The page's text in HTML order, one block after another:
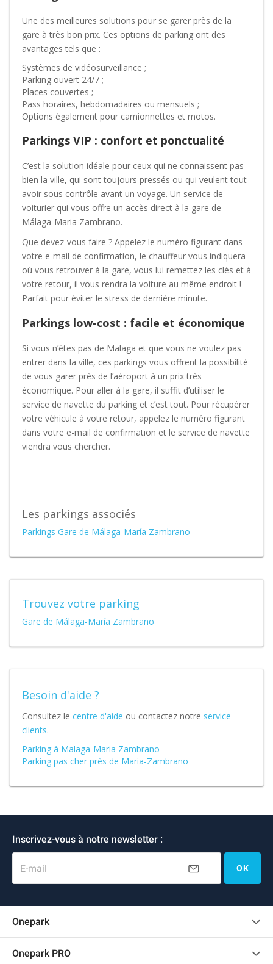
Une des meilleures solutions pour se garer près de la
gare à très bon prix. Ces options de parking ont des
avantages tels que :
Systèmes de vidéosurveillance ;
Parking ouvert 24/7 ;
Places couvertes ;
Pass horaires, hebdomadaires ou mensuels ;
Options également pour camionnettes et motos.
Parkings VIP : confort et ponctualité
C’est la solution idéale pour ceux qui ne connaissent pas
bien la ville, qui sont toujours pressés ou qui veulent tout
avoir sous contrôle avant un voyage. Un service de
voiturier qui vous offre un accès direct à la gare de
Málaga-Maria Zambrano.
Que devez-vous faire ? Appelez le numéro figurant dans
votre e-mail de confirmation, le chauffeur vous indiquera
où vous retrouver à la gare, vous lui remettez les clés et à
votre retour, il vous rendra la voiture au même endroit !
Parfait pour éviter le stress de dernière minute.
Parkings low-cost : facile et économique
Si vous n’êtes pas de Malaga et que vous ne voulez pas
entrer dans la ville, ces parkings vous offrent la possibilité
de vous garer près de l’aéroport à un prix très
économique. Pour aller à la gare, il suffit d’utiliser le
service de navette du parking et c’est tout. Pour récupérer
votre véhicule à votre retour, appelez le numéro figurant
dans votre e-mail de confirmation et le service de navette
viendra vous chercher.
Les parkings associés
Parkings Gare de Málaga-María Zambrano
Trouvez votre parking
Gare de Málaga-María Zambrano
Besoin d'aide ?
Consultez le centre d'aide ou contactez notre service
clients.
Parking à Malaga-Maria Zambrano
Parking pas cher près de Maria-Zambrano
Inscrivez-vous à notre newsletter :
E-mail OK
Onepark
Onepark PRO